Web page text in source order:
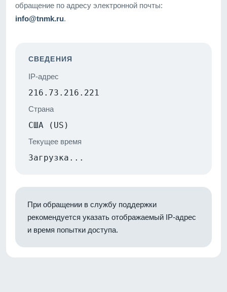
обращение по адресу электронной почты:
info@tnmk.ru.
СВЕДЕНИЯ
IP-адрес
216.73.216.221
Страна
США (US)
Текущее время
Загрузка...
При обращении в службу поддержки
рекомендуется указать отображаемый IP-адрес
и время попытки доступа.